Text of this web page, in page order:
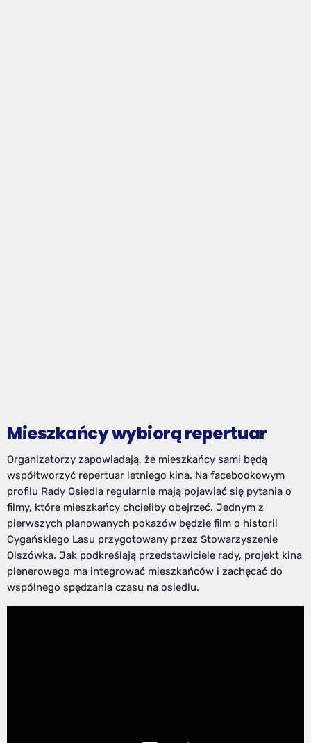
Mieszkańcy wybiorą repertuar
Organizatorzy zapowiadają, że mieszkańcy sami będą
współtworzyć repertuar letniego kina. Na facebookowym
profilu Rady Osiedla regularnie mają pojawiać się pytania o
filmy, które mieszkańcy chcieliby obejrzeć. Jednym z
pierwszych planowanych pokazów będzie film o historii
Cygańskiego Lasu przygotowany przez Stowarzyszenie
Olszówka. Jak podkreślają przedstawiciele rady, projekt kina
plenerowego ma integrować mieszkańców i zachęcać do
wspólnego spędzania czasu na osiedlu.